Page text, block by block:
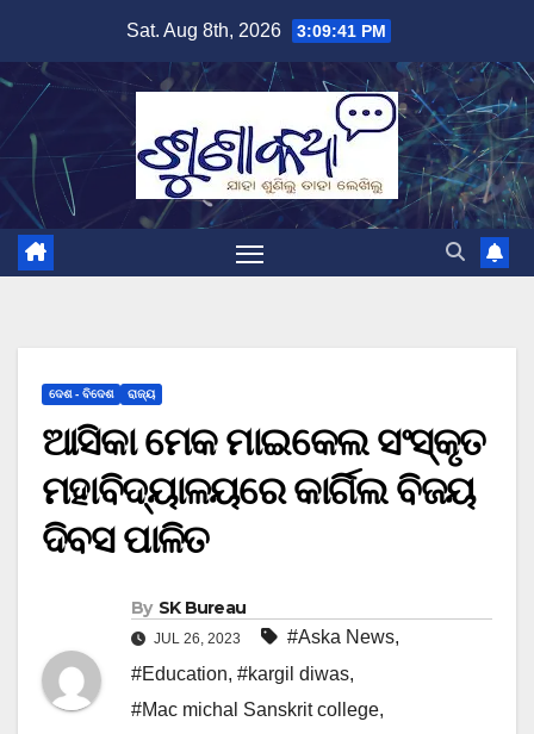
content
Sat. Aug 8th, 2026 3:09:42 PM
ଦେଶ - ବିଦେଶ ରାଜ୍ୟ
ଆସିକା ମେକ ମାଇକେଲ ସଂସ୍କୃତ
ମହାବିଦ୍ୟାଳୟରେ କାର୍ଗିଲ ବିଜୟ
ଦିବସ ପାଳିତ
By SK Bureau
JUL 26, 2023 #Aska News,
#Education, #kargil diwas,
#Mac michal Sanskrit college,